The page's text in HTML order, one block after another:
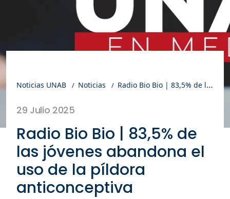
Noticias UNAB Noticias Radio Bio Bio | 83,5% de las jóvenes abandona el uso de la píldora anticonceptiva
29 Julio 2025
Radio Bio Bio | 83,5% de
las jóvenes abandona el
uso de la píldora
anticonceptiva